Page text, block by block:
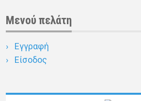
Μενού πελάτη
Εγγραφή
Είσοδος